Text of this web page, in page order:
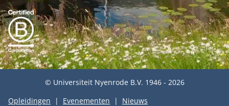
© Universiteit Nyenrode B.V. 1946 - 2026
Opleidingen
Evenementen
Nieuws